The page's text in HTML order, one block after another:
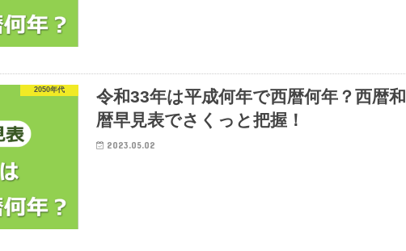
2050年代
令和33年は平成何年で西暦何年？西暦和
暦早見表でさくっと把握！
2023.05.02